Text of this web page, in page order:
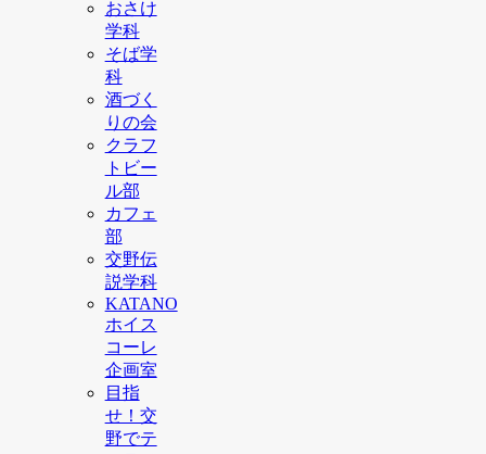
おさけ
学科
そば学
科
酒づく
りの会
クラフ
トビー
ル部
カフェ
部
交野伝
説学科
KATANO
ホイス
コーレ
企画室
目指
せ！交
野でテ